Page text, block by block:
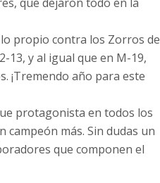
propio contra los Zorros de
13, y al igual que en M-19,
¡Tremendo año para este
protagonista en todos los
más. Sin dudas un
que componen el